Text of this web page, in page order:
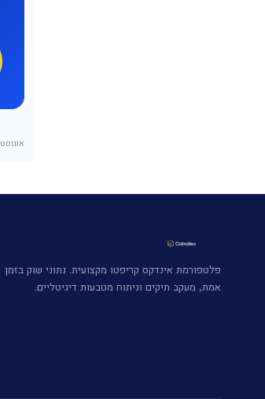
אוגוסט 4, 2026
פלטפורמת אינדקס קריפטו מקצועית. נתוני שוק בזמן
אמת, מעקב תיקים וניתוח מטבעות דיגיטליים.